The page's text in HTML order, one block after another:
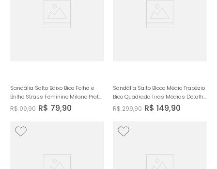
Sandália Salto Baixo Bico Folha e
Brilho Strass Feminino Milano Prata
13499
R$99,90 R$ 79,90
Sandália Salto Bloco Médio Trapézio
Bico Quadrado Tiras Médias Detalhe
Fivela Boho Western Feminino
Milano Bege 13773
R$299,90 R$ 149,90